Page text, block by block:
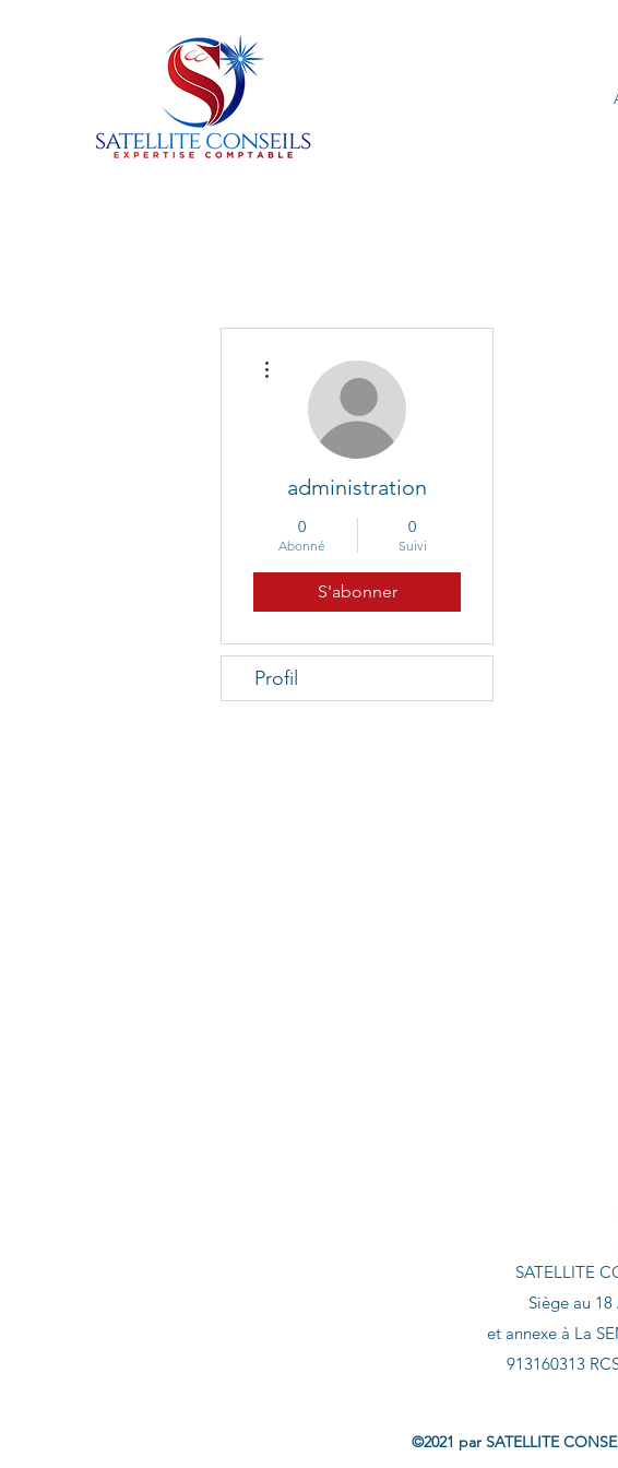
administration
0
Abonné
0
Suivi
S'abonner
Profil
SATELLITE
Siège au
et annexe à La
913160313
©2021 par SATELLITE